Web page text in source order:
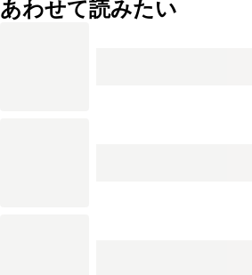
あわせて読みたい